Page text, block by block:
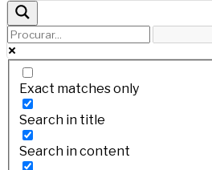
Exact matches only
Search in title
Search in content